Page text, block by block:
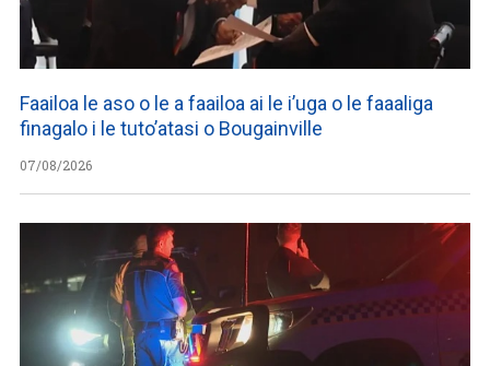
Faailoa le aso o le a faailoa ai le i’uga o le faaaliga
finagalo i le tuto’atasi o Bougainville
07/08/2026